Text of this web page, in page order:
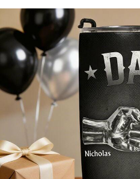
Wonen&Leven